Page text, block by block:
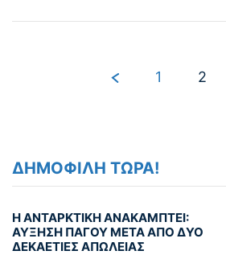
1 2
ΔΗΜΟΦΙΛΗ ΤΩΡΑ!
Η ΑΝΤΑΡΚΤΙΚΗ ΑΝΑΚΑΜΠΤΕΙ:
ΑΥΞΗΣΗ ΠΑΓΟΥ ΜΕΤΑ ΑΠΟ ΔΥΟ
ΔΕΚΑΕΤΙΕΣ ΑΠΩΛΕΙΑΣ